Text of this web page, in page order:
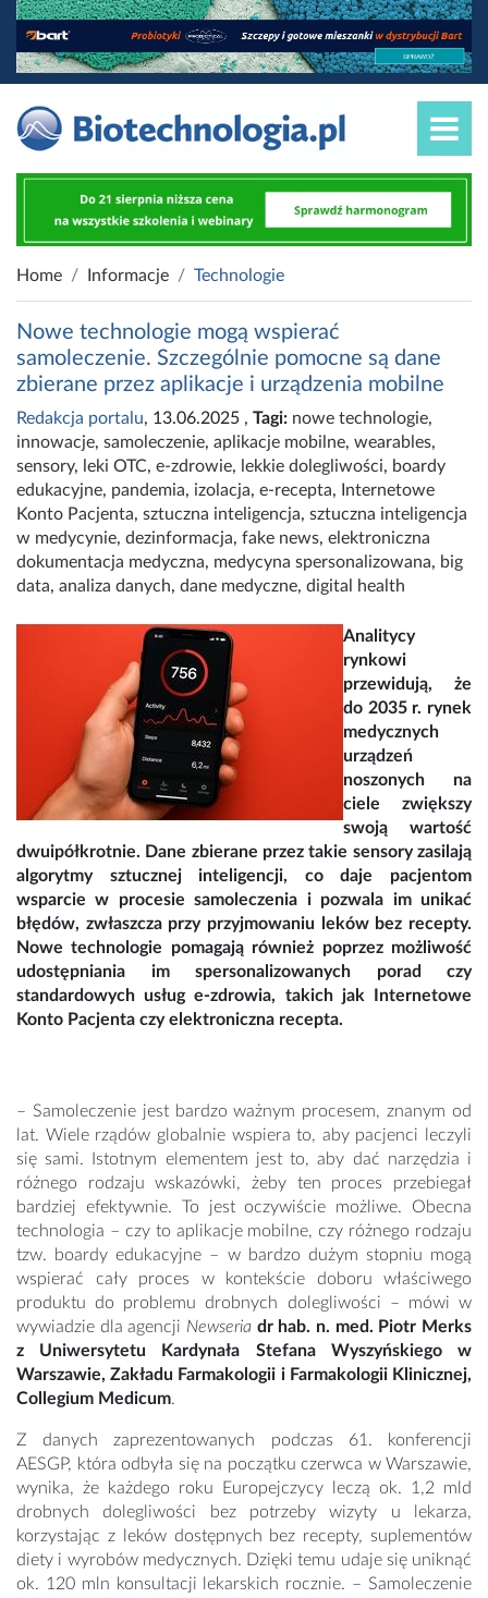
Home Informacje Technologie
Nowe technologie mogą wspierać
samoleczenie. Szczególnie pomocne są dane
zbierane przez aplikacje i urządzenia mobilne
Redakcja portalu, 13.06.2025 , Tagi: nowe technologie,
innowacje, samoleczenie, aplikacje mobilne, wearables,
sensory, leki OTC, e-zdrowie, lekkie dolegliwości, boardy
edukacyjne, pandemia, izolacja, e-recepta,
Internetowe
Konto Pacjenta, sztuczna inteligencja, sztuczna inteligencja
w medycynie, dezinformacja, fake news, elektroniczna
dokumentacja medyczna, medycyna spersonalizowana, big
data, analiza danych, dane medyczne, digital health
Analitycy
rynkowi
przewidują, że
do 2035 r. rynek
medycznych
urządzeń
noszonych na
ciele zwiększy
swoją wartość
dwuipółkrotnie. Dane zbierane przez takie sensory zasilają
algorytmy sztucznej inteligencji, co daje pacjentom
wsparcie w procesie samoleczenia i pozwala im unikać
błędów, zwłaszcza przy przyjmowaniu leków bez recepty.
Nowe technologie pomagają również poprzez możliwość
udostępniania im spersonalizowanych porad czy
standardowych usług e-zdrowia, takich jak Internetowe
Konto Pacjenta czy elektroniczna recepta.
– Samoleczenie jest bardzo ważnym procesem, znanym od
lat. Wiele rządów globalnie wspiera to, aby pacjenci leczyli
się sami. Istotnym elementem jest to, aby dać narzędzia i
różnego rodzaju wskazówki, żeby ten proces przebiegał
bardziej efektywnie. To jest oczywiście możliwe. Obecna
technologia – czy to aplikacje mobilne, czy różnego rodzaju
tzw. boardy edukacyjne – w bardzo dużym stopniu mogą
wspierać cały proces w kontekście doboru właściwego
produktu do problemu drobnych dolegliwości – mówi w
wywiadzie dla agencji Newseria dr hab. n. med. Piotr Merks
z Uniwersytetu Kardynała Stefana Wyszyńskiego w
Warszawie, Zakładu Farmakologii i Farmakologii Klinicznej,
Collegium Medicum.
Z danych zaprezentowanych podczas 61. konferencji
AESGP, która odbyła się na początku czerwca w Warszawie,
wynika, że każdego roku Europejczycy leczą ok. 1,2 mld
drobnych dolegliwości bez potrzeby wizyty u lekarza,
korzystając z leków dostępnych bez recepty, suplementów
diety i wyrobów medycznych. Dzięki temu udaje się uniknąć
ok. 120 mln konsultacji lekarskich rocznie. – Samoleczenie